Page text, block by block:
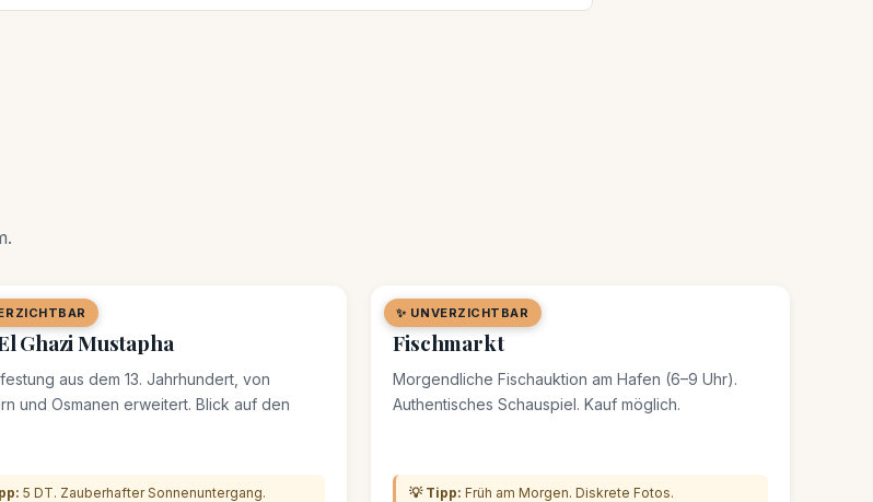
Ghazi Mustapha
aus dem 13. Jahrhundert, von
und Osmanen erweitert. Blick auf den
5 DT. Zauberhafter Sonnenuntergang.
✨ UNVERZICHTBAR
🛒 MARKT / SOUK
Fischmarkt
Morgendliche Fischauktion am Hafen (6–9 Uhr).
Authentisches Schauspiel. Kauf möglich.
💡 Tipp: Früh am Morgen. Diskrete Fotos.